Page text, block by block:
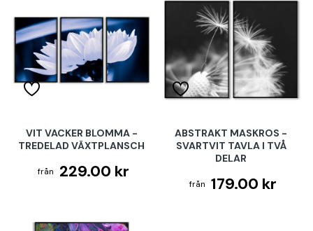
VIT VACKER BLOMMA -
TREDELAD VÄXTPLANSCH
229.00 kr
ABSTRAKT MASKROS -
SVARTVIT TAVLA I TVÅ
DELAR
179.00 kr